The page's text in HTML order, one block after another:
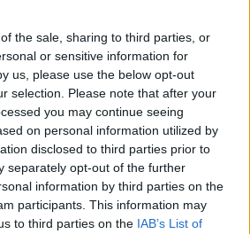
the sale, sharing to third parties, or
or sensitive information for
us, please use the below opt-out
selection. Please note that after your
you may continue seeing
on personal information utilized by
disclosed to third parties prior to
separately opt-out of the further
information by third parties on the
participants. This information may
to third parties on the IAB’s List of